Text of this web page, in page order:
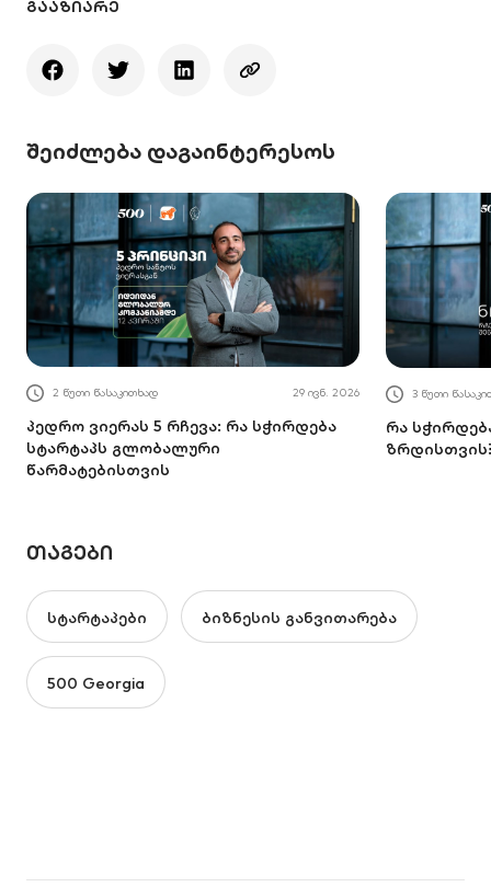
ᲒᲐᲐᲖᲘᲐᲠᲔ
შეიძლება დაგაინტერესოს
2 წუთი წასაკითხად 29 ივნ. 2026
პედრო ვიერას 5 რჩევა: რა სჭირდება
სტარტაპს გლობალური
წარმატებისთვის
3 წუთი
რა
ᲗᲐᲒᲔᲑᲘ
სტარტაპები ბიზნესის განვითარება
500 Georgia